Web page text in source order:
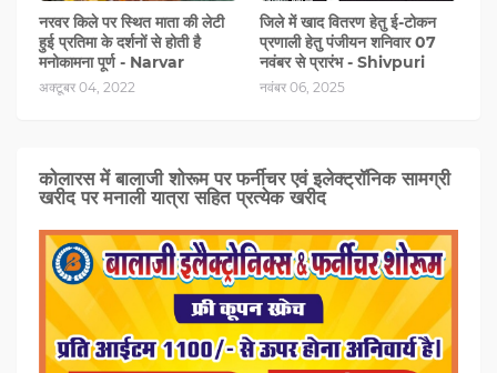
नरवर किले पर स्थित माता की लेटी
हुई प्रतिमा के दर्शनों से होती है
मनोकामना पूर्ण - Narvar
अक्टूबर 04, 2022
जिले में खाद वितरण हेतु ई-टोकन
प्रणाली हेतु पंजीयन शनिवार 07
नवंबर से प्रारंभ - Shivpuri
नवंबर 06, 2025
कोलारस में बालाजी शोरूम पर फर्नीचर एवं इलेक्ट्रॉनिक सामग्री
खरीद पर मनाली यात्रा सहित प्रत्‍येक खरीद